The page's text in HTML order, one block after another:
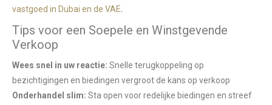
vastgoed in Dubai en de VAE.
Tips voor een Soepele en Winstgevende
Verkoop
Wees snel in uw reactie: Snelle terugkoppeling op
bezichtigingen en biedingen vergroot de kans op verkoop
Onderhandel slim: Sta open voor redelijke biedingen en streef